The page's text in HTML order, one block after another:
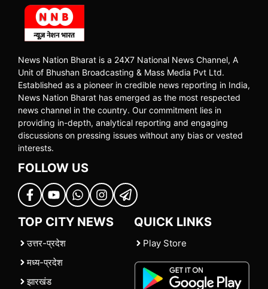
News Nation Bharat is a 24X7 National News Channel, A
Unit of Bhushan Broadcasting & Mass Media Pvt Ltd.
Established as a pioneer in credible news reporting in India,
News Nation Bharat has emerged as the most respected
news channel in the country. Our commitment lies in
providing in-depth, analytical reporting and engaging
discussions on pressing issues without any bias or vested
interests.
FOLLOW US
TOP CITY NEWS
उत्तर-प्रदेश
मध्य-प्रदेश
झारखंड
QUICK LINKS
Play Store